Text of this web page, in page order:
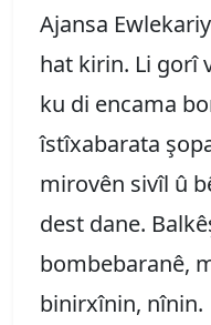
Ajansa
hat kirin. Li gorî
ku di encama
îstîxabarata
mirovên sivîl û
dest dane.
bombebaranê,
binirxînin, nînin.